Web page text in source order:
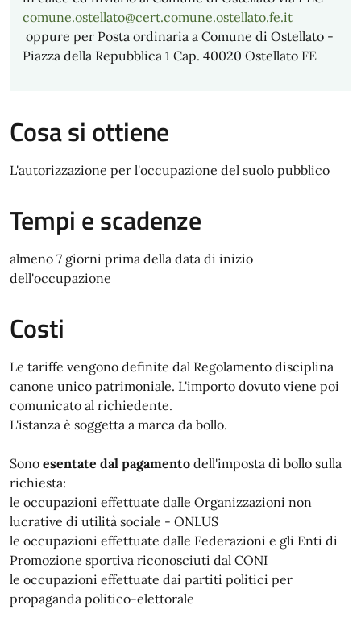
comune.ostellato@cert.comune.ostellato.fe.it
oppure per Posta ordinaria a Comune di Ostellato -
Piazza della Repubblica 1 Cap. 40020 Ostellato FE
Cosa si ottiene
L'autorizzazione per l'occupazione del suolo pubblico
Tempi e scadenze
almeno 7 giorni prima della data di inizio
dell'occupazione
Costi
Le tariffe vengono definite dal Regolamento disciplina
canone unico patrimoniale. L'importo dovuto viene poi
comunicato al richiedente.
L'istanza è soggetta a marca da bollo.
Sono esentate dal pagamento dell'imposta di bollo sulla
richiesta:
le occupazioni effettuate dalle Organizzazioni non
lucrative di utilità sociale - ONLUS
le occupazioni effettuate dalle Federazioni e gli Enti di
Promozione sportiva riconosciuti dal CONI
le occupazioni effettuate dai partiti politici per
propaganda politico-elettorale